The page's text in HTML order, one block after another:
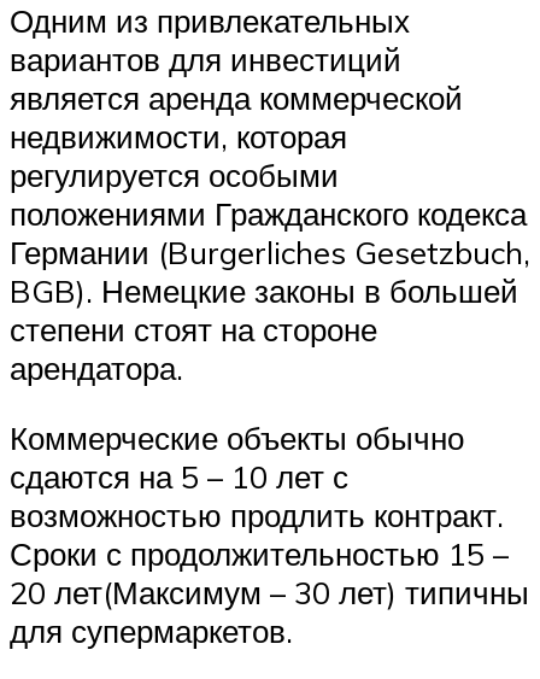
Одним из привлекательных
вариантов для инвестиций
является аренда коммерческой
недвижимости, которая
регулируется особыми
положениями Гражданского кодекса
Германии (Burgerliches Gesetzbuch,
BGB). Немецкие законы в большей
степени стоят на стороне
арендатора.
Коммерческие объекты обычно
сдаются на 5 – 10 лет с
возможностью продлить контракт.
Сроки с продолжительностью 15 –
20 лет(Максимум – 30 лет) типичны
для супермаркетов.